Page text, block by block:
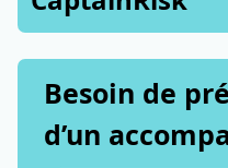
Besoin de
d’un